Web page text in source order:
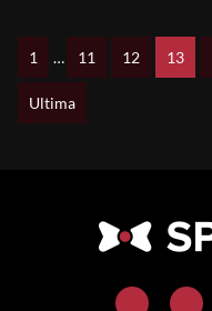
1 … 11 12 13
Ultima